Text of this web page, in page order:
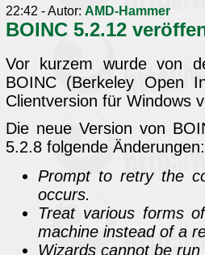
22:42 - Autor: AMD-Hammer
BOINC 5.2.12
Vor kurzem wurde von
BOINC (Berkeley Open
Clientversion für Windows
Die neue Version von
5.2.8 folgende Änderungen:
Prompt to retry the
occurs.
Treat various forms
machine instead of a
Wizards cannot be